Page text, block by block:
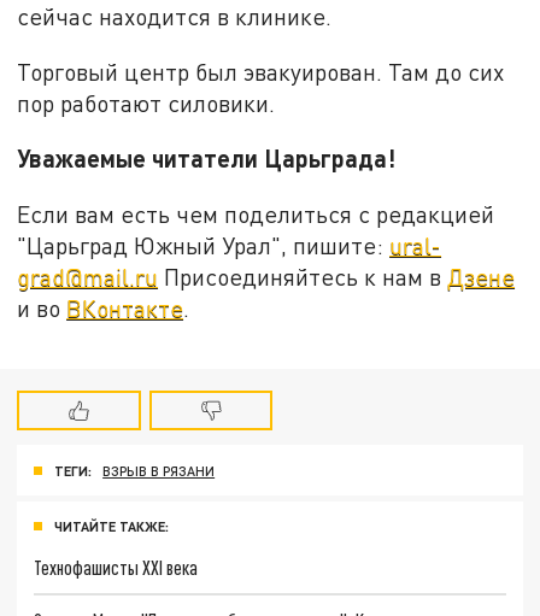
сейчас находится в клинике.
Торговый центр был эвакуирован. Там до сих
пор работают силовики.
Уважаемые читатели Царьграда!
Если вам есть чем поделиться с редакцией
"Царьград Южный Урал", пишите: ural-
grad@mail.ru Присоединяйтесь к нам в Дзене
и во ВКонтакте.
ТЕГИ: ВЗРЫВ В РЯЗАНИ
ЧИТАЙТЕ ТАКЖЕ:
Технофашисты XXI века